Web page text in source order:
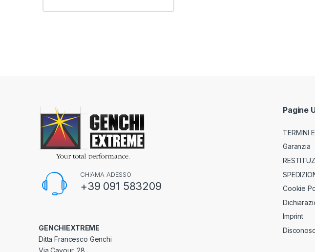
CHIAMA ADESSO
+39 091 583209
GENCHIEXTREME
Ditta Francesco Genchi
Via Cavour, 28
Pagine
TERMINI
Garanzia
Cookie
Imprint